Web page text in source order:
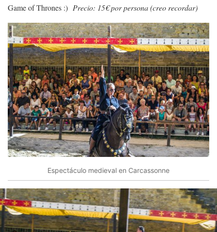
Game of Thrones :) Precio: 15€ por persona (creo recordar)
Espectáculo medieval en Carcassonne